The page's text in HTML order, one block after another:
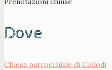
Dove
Chiesa parrocchiale di Collodi